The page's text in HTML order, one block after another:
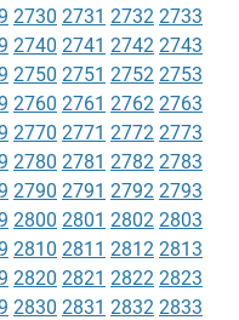
2730 2731 2732 2733
2740 2741 2742 2743
2750 2751 2752 2753
2760 2761 2762 2763
2770 2771 2772 2773
2780 2781 2782 2783
2790 2791 2792 2793
2800 2801 2802 2803
2810 2811 2812 2813
2820 2821 2822 2823
2830 2831 2832 2833